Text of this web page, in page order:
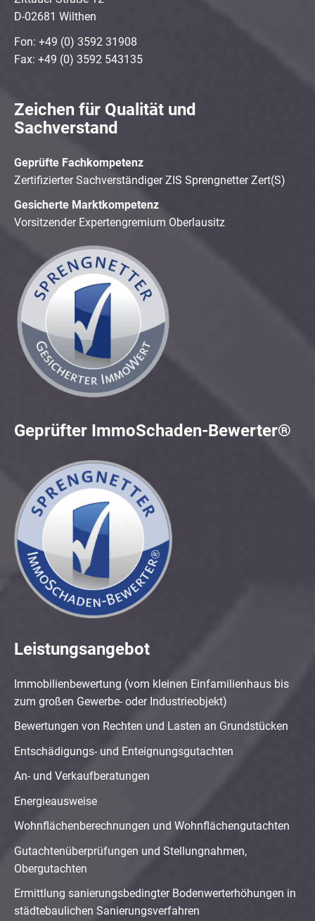
D-02681 Wilthen
Fon: +49 (0) 3592 31908
Fax: +49 (0) 3592 543135
Zeichen für Qualität und
Sachverstand
Geprüfte Fachkompetenz
Zertifizierter Sachverständiger ZIS Sprengnetter Zert(S)
Gesicherte Marktkompetenz
Vorsitzender Expertengremium Oberlausitz
Geprüfter ImmoSchaden-Bewerter®
Leistungsangebot
Immobilienbewertung (vom kleinen Einfamilienhaus bis
zum großen Gewerbe- oder Industrieobjekt)
Bewertungen von Rechten und Lasten an Grundstücken
Entschädigungs- und Enteignungsgutachten
An- und Verkaufberatungen
Energieausweise
Wohnflächenberechnungen und Wohnflächengutachten
Gutachtenüberprüfungen und Stellungnahmen,
Obergutachten
Ermittlung sanierungsbedingter Bodenwerterhöhungen in
städtebaulichen Sanierungsverfahren